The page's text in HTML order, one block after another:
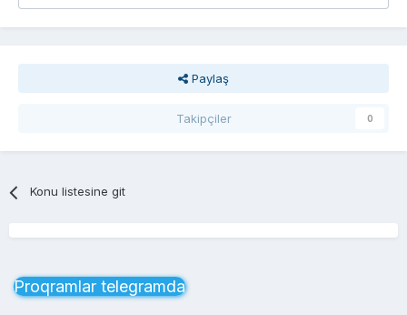
Paylaş
Takipçiler 0
Konu listesine git
Proqramlar telegramda